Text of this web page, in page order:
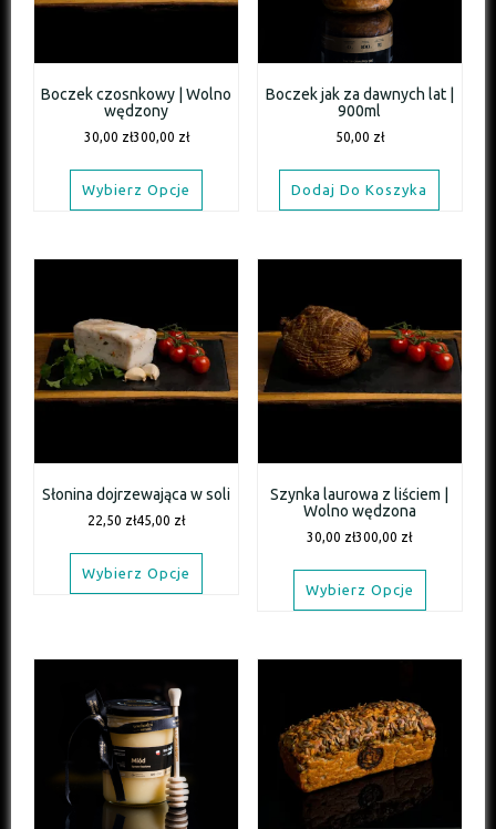
Boczek czosnkowy | Wolno
wędzony
30,00 zł300,00 zł
Wybierz Opcje
Boczek jak za dawnych lat |
900ml
50,00 zł
Dodaj Do Koszyka
Słonina dojrzewająca w soli
22,50 zł45,00 zł
Wybierz Opcje
Szynka laurowa z liściem |
Wolno wędzona
30,00 zł300,00 zł
Wybierz Opcje